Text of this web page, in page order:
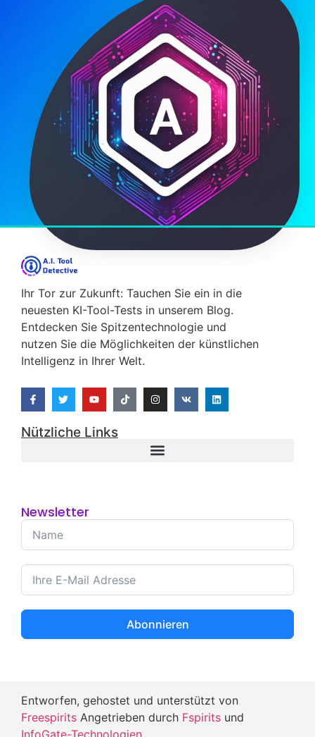
Ihr Tor zur Zukunft: Tauchen Sie ein in die
neuesten KI-Tool-Tests in unserem Blog.
Entdecken Sie Spitzentechnologie und
nutzen Sie die Möglichkeiten der künstlichen
Intelligenz in Ihrer Welt.
Nützliche Links
Newsletter
Abonnieren
Entworfen, gehostet und unterstützt von
Freespirits Angetrieben durch Fspirits und
InfoGate-Technologien